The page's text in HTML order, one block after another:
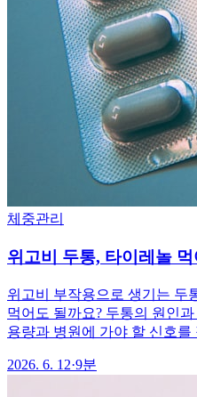
체중관리
위고비 두통, 타이레놀
위고비 부작용으로 생기는 두
먹어도 될까요? 두통의 원인
용량과 병원에 가야 할 신호를
2026. 6. 12·9분